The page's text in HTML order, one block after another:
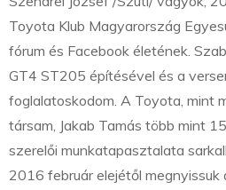
Toyota Klub Magyarország
fórum és Facebook életének.
GT4 ST205 építésével és a
foglalatoskodom. A Toyota, mint
társam, Jakab Tamás több mint
szerelői munkatapasztalata
2016 február elejétől megnyissuk